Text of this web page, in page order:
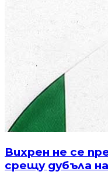
Вихрен не се
срещу дубъла